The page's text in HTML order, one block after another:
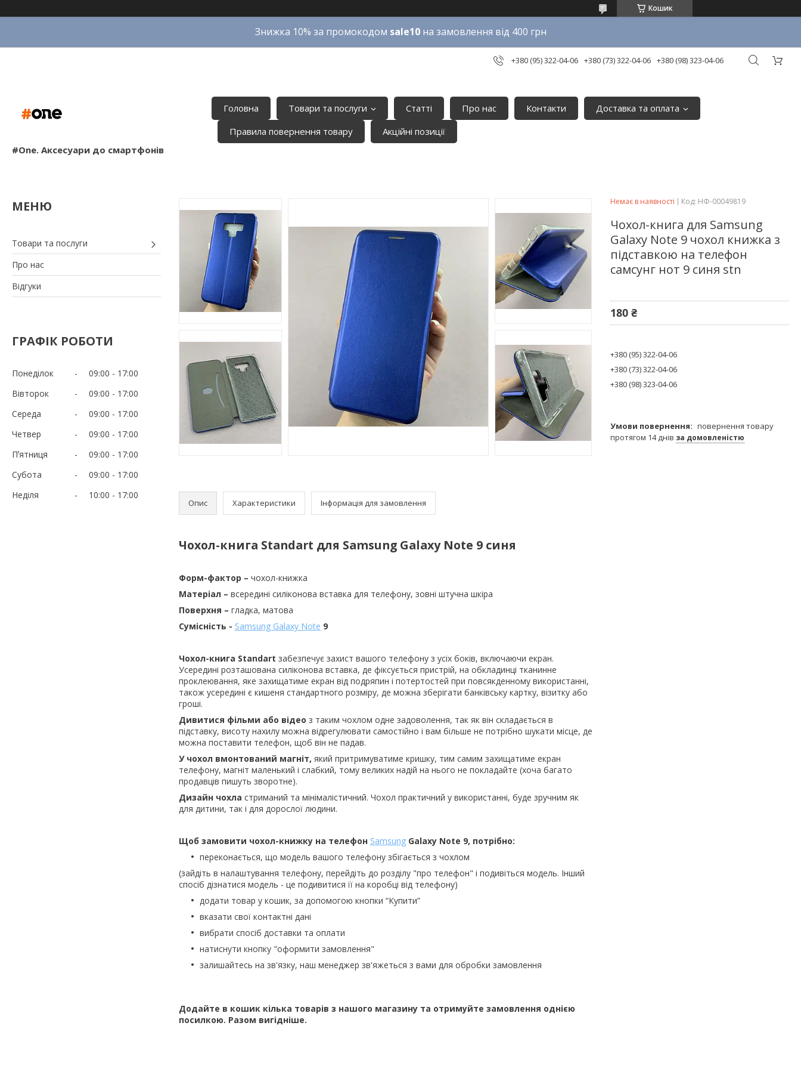
Кошик
Знижка 10% за промокодом sale10на замовлення від 400 грн
+380 (95) 322-04-06 +380 (73) 322-04-06 +380 (98) 323-04-06
#One. Аксесуари до смартфонів
Головна Товари та послуги Статті Про нас Контакти
Доставка та оплата
Правила повернення товару
Акційні позиції
Товари та послуги
Про нас
Відгуки
ГРАФІК РОБОТИ
Понеділок 09:00
17:00
Вівторок
09:00
17:00
Середа
09:00
17:00
Четвер
09:00
17:00
Пʼятниця
09:00
17:00
Субота
09:00
17:00
Неділя
10:00 17:00
Опис Характеристики Інформація для замовлення
Чохол-книга Standart для Samsung Galaxy Note 9 синя
Форм-фактор – чохол-книжка
Матеріал – всередині силіконова вставка для телефону, зовні штучна шкіра
Поверхня – гладка, матова
Сумісність - Samsung Galaxy Note 9
Чохол-книга Standart забезпечує захист вашого телефону з усіх боків, включаючи екран.
Усередині розташована силіконова вставка, де фіксується пристрій, на обкладинці тканинне
проклеювання, яке захищатиме екран від подряпин і потертостей при повсякденному використанні,
також усередині є кишеня стандартного розміру, де можна зберігати банківську картку, візитку або
гроші.
Дивитися фільми або відео з таким чохлом одне задоволення, так як він складається в
підставку, висоту нахилу можна відрегулювати самостійно і вам більше не потрібно шукати місце, де
можна поставити телефон, щоб він не падав.
У чохол вмонтований магніт, який притримуватиме кришку, тим самим захищатиме екран
телефону, магніт маленький і слабкий, тому великих надій на нього не покладайте (хоча багато
продавців пишуть зворотне).
Дизайн чохла стриманий та мінімалістичний. Чохол практичний у використанні, буде зручним як
для дитини, так і для дорослої людини.
Щоб замовити чохол-книжку на телефон Samsung Galaxy Note 9, потрібно:
переконається, що модель вашого телефону збігається з чохлом
(зайдіть в налаштування телефону, перейдіть до розділу "про телефон" і подивіться модель. Інший
спосіб дізнатися модель - це подивитися її на коробці від телефону)
додати товар у кошик, за допомогою кнопки “Купити”
вказати свої контактні дані
вибрати спосіб доставки та оплати
натиснути кнопку "оформити замовлення"
залишайтесь на зв'язку, наш менеджер зв'яжеться з вами для обробки замовлення
Додайте в кошик кілька товарів з нашого магазину та отримуйте замовлення однією
посилкою. Разом вигідніше.
Немає в наявності Код: НФ-00049819
Чохол-книга для Samsung
Galaxy Note 9 чохол книжка з
підставкою на телефон
самсунг нот 9 синя stn
180 ₴
+380 (95) 322-04-06
+380 (73) 322-04-06
+380 (98) 323-04-06
повернення товару
протягом 14 днів за домовленістю